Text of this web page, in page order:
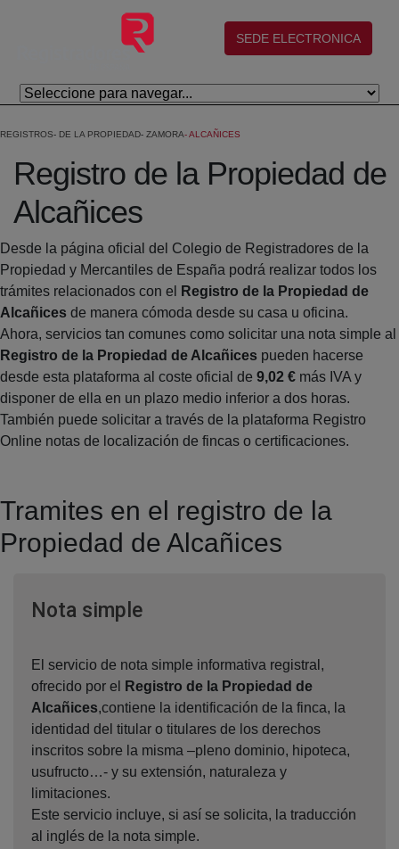
Salta al contingut principal
(abre en nueva ventana)
SEDE ELECTRONICA
REGISTROS DE LA PROPIEDAD ZAMORA ALCAÑICES
Registro de la Propiedad de
Alcañices
Desde la página oficial del Colegio de Registradores de la
Propiedad y Mercantiles de España podrá realizar todos los
trámites relacionados con el
Registro de la Propiedad de
Alcañices de manera cómoda desde su casa u oficina.
Ahora, servicios tan comunes como solicitar una nota simple al
Registro de la Propiedad de Alcañices pueden hacerse
desde esta plataforma al coste oficial de 9,02 € más IVA y
disponer de ella en un plazo medio inferior a dos horas.
También puede solicitar a través de la plataforma Registro
Online notas de localización de fincas o certificaciones.
Tramites en el registro de la
Propiedad de Alcañices
Nota simpleVentana nueva
El servicio de nota simple informativa registral,
ofrecido por el
Registro de la Propiedad de
Alcañices,contiene la identificación de la finca, la
identidad del titular o titulares de los derechos
inscritos sobre la misma –pleno dominio, hipoteca,
usufructo…- y su extensión, naturaleza y
limitaciones.
Este servicio incluye, si así se solicita, la traducción
al inglés de la nota simple.